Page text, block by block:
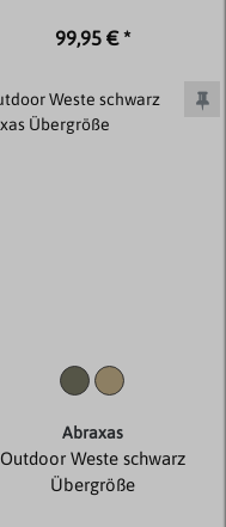
99,95 € *
Abraxas
Outdoor Weste schwarz
Übergröße